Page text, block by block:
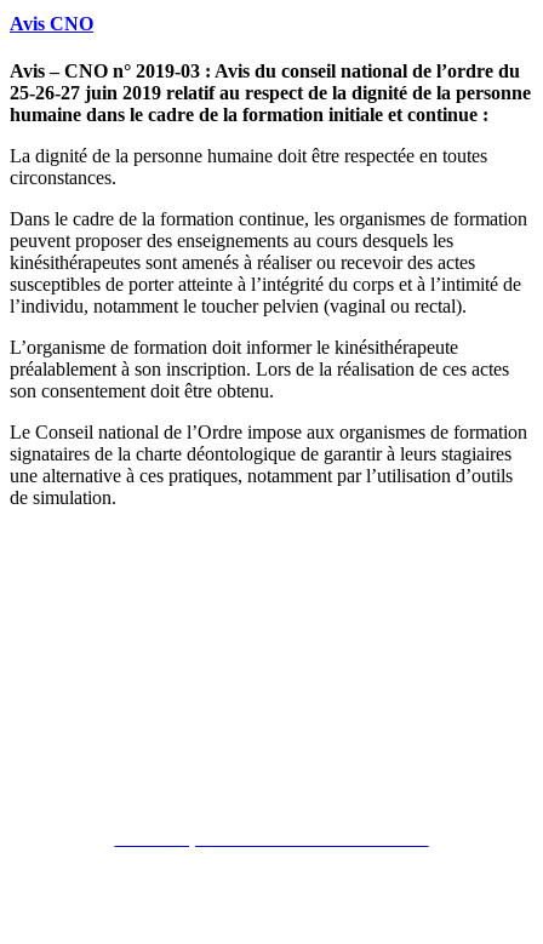
Avis CNO
Avis – CNO n° 2019-03 : Avis du conseil national de l’ordre du
25-26-27 juin 2019 relatif au respect de la dignité de la personne
humaine dans le cadre de la formation initiale et continue :
La dignité de la personne humaine doit être respectée en toutes
circonstances.
Dans le cadre de la formation continue, les organismes de formation
peuvent proposer des enseignements au cours desquels les
kinésithérapeutes sont amenés à réaliser ou recevoir des actes
susceptibles de porter atteinte à l’intégrité du corps et à l’intimité de
l’individu, notamment le toucher pelvien (vaginal ou rectal).
L’organisme de formation doit informer le kinésithérapeute
préalablement à son inscription. Lors de la réalisation de ces actes
son consentement doit être obtenu.
Le Conseil national de l’Ordre impose aux organismes de formation
signataires de la charte déontologique de garantir à leurs stagiaires
une alternative à ces pratiques, notamment par l’utilisation d’outils
de simulation.